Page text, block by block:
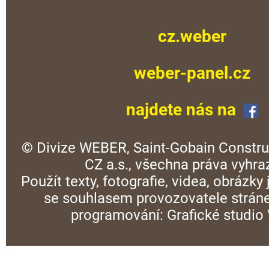
cz.weber
weber-panel.cz
najdete nás na
© Divize WEBER, Saint-Gobain
CZ a.s., všechna práva
Použít texty, fotografie, videa, obrázky
se souhlasem provozovatele
programování: Grafické studio